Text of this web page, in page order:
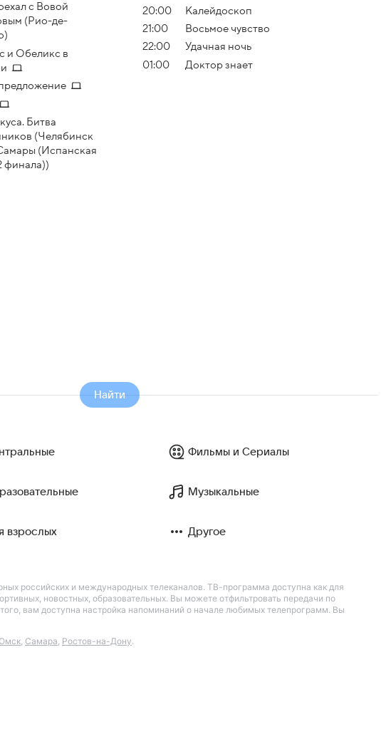
с Вовой
(Рио-де-
и Обеликс в
Битва
(Челябинск
(Испанская
финала))
20:00
Калейдоскоп
21:00
Восьмое чувство
22:00
Удачная ночь
01:00
Доктор знает
Найти
Фильмы и Сериалы
Музыкальные
взрослых Другое
российских и международных телеканалов. ТВ-программа доступна как для
новостных, образовательных. Вы можете отфильтровать передачи по
вам доступна настройка напоминаний о начале любимых телепрограмм. Вы
Омск Самара Ростов-на-Дону.